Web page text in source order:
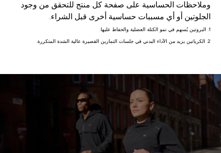
وملاحظات الحساسية على صفحة كل منتج للتحقق من وجود
الجلوتين أو أي مسببات حساسية أخرى قبل الشراء.
1. البروتين يُسهم في نمو الكتلة العضلية والحفاظ عليها.
2. الكرياتين يزيد من الأداء البدني في جلسات التمارين القصيرة عالية الشدة المتكررة.